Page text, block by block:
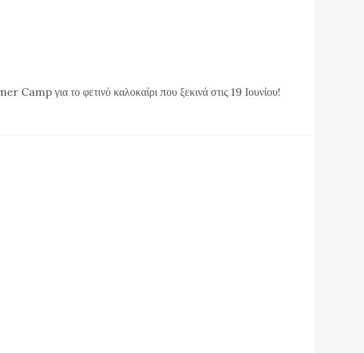
για το φετινό καλοκαίρι που ξεκινά στις 19 Ιουνίου!